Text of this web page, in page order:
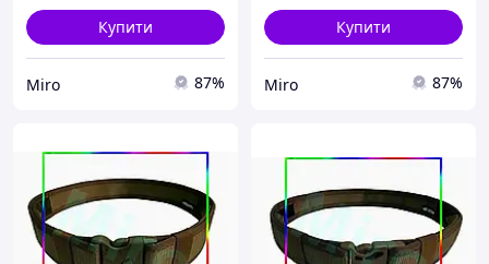
Купити
Miro 87%
Купити
Miro 87%